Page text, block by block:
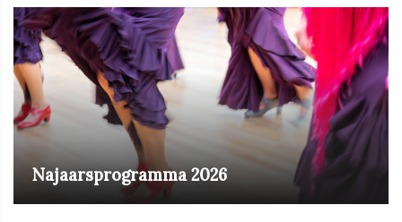
Najaarsprogramma 2026